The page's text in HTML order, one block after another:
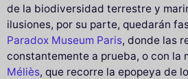
de la biodiversidad terrestre y
ilusiones, por su parte, quedarán
Paradox Museum Paris, donde las
constantemente a prueba, o con la
Méliès, que recorre la epopeya de